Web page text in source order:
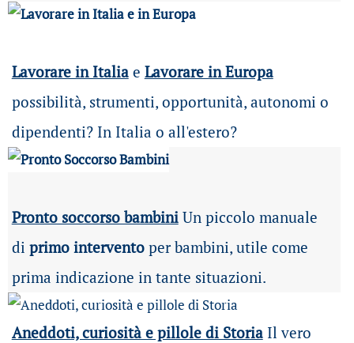
Lavorare in Italia e Lavorare in Europa
possibilità, strumenti, opportunità, autonomi o
dipendenti? In Italia o all'estero?
Pronto soccorso bambiniUn piccolo manuale
di primo interventoper bambini, utile come
prima indicazione in tante situazioni.
Aneddoti, curiosità e pillole di Storia Il vero